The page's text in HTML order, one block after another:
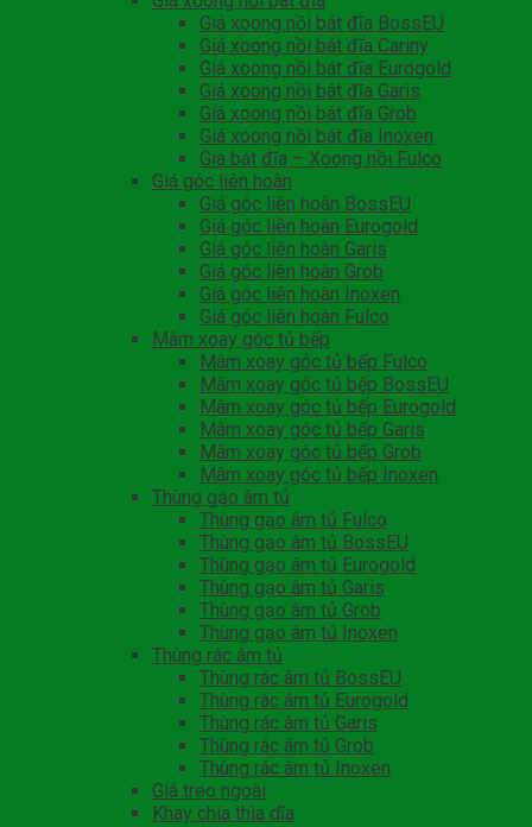
Giá xoong nồi bát đĩa BossEU
Giá xoong nồi bát đĩa Cariny
Giá xoong nồi bát đĩa Eurogold
Giá xoong nồi bát đĩa Garis
Giá xoong nồi bát đĩa Grob
Giá xoong nồi bát đĩa Inoxen
Gia bát đĩa – Xoong nồi Fulco
Giá góc liên hoàn
Giá góc liên hoàn BossEU
Giá góc liên hoàn Eurogold
Giá góc liên hoàn Garis
Giá góc liên hoàn Grob
Giá góc liên hoàn Inoxen
Giá góc liên hoàn Fulco
Mâm xoay góc tủ bếp
Mâm xoay góc tủ bếp Fulco
Mâm xoay góc tủ bếp BossEU
Mâm xoay góc tủ bếp Eurogold
Mâm xoay góc tủ bếp Garis
Mâm xoay góc tủ bếp Grob
Mâm xoay góc tủ bếp Inoxen
Thùng gạo âm tủ
Thùng gạo âm tủ Fulco
Thùng gạo âm tủ BossEU
Thùng gạo âm tủ Eurogold
Thùng gạo âm tủ Garis
Thùng gạo âm tủ Grob
Thùng gạo âm tủ Inoxen
Thùng rác âm tủ
Thùng rác âm tủ BossEU
Thùng rác âm tủ Eurogold
Thùng rác âm tủ Garis
Thùng rác âm tủ Grob
Thùng rác âm tủ Inoxen
Giá treo ngoài
Khay chia thìa dĩa